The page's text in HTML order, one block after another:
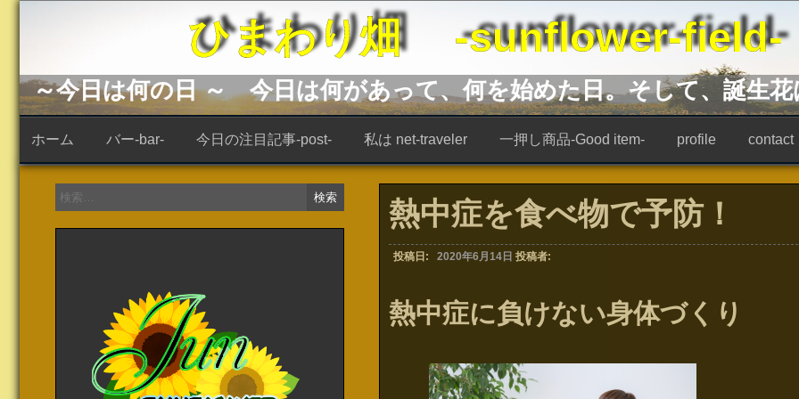
コ
へ
ス
キ
ひまわり畑 -sunflower-field-
～今日は何の日 ～ 今日は何があって、何を始めた日。そして、誕生花
ホーム バー-bar- 今日の注目記事-post- 私は net-traveler 一押し商品-Good item- profile contact
熱中症を食べ物で予防！
投稿日: 2020年6月14日 投稿者:
熱中症に負けない身体づくり
検
索: